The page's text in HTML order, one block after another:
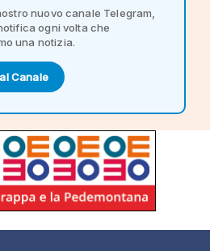
nuovo canale Telegram,
ogni volta che
una notizia.
Canale